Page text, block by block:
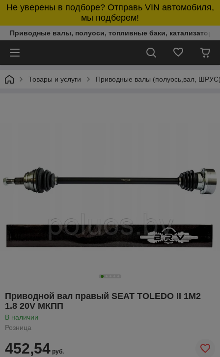
Не уверены в подборе? Отправь VIN автомобиля,
мы подберем!
Приводные валы, полуоси, топливные баки,
Товары и услуги Приводные валы (полуось,вал,
Приводной вал правый SEAT TOLEDO II 1M2
1.8 20V МКПП
В наличии
Розница
452,54 руб.